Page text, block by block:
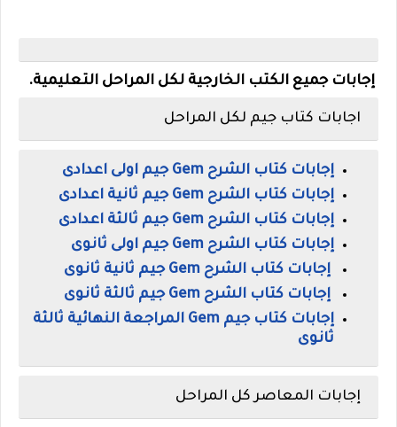
إجابات جميع الكتب الخارجية لكل المراحل التعليمية.
اجابات كتاب جيم لكل المراحل
إجابات كتاب الشرح Gem جيم اولى اعدادى
إجابات كتاب الشرح Gem جيم ثانية اعدادى
إجابات كتاب الشرح Gem جيم ثالثة اعدادى
إجابات كتاب الشرح Gem جيم اولى ثانوى
إجابات كتاب الشرح Gem جيم ثانية ثانوى
إجابات كتاب الشرح Gem جيم ثالثة ثانوى
إجابات كتاب جيم Gem المراجعة النهائية ثالثة
ثانوى
إجابات المعاصر كل المراحل